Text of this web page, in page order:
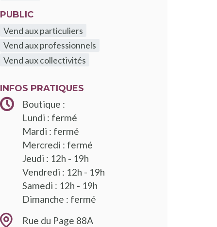
PUBLIC
Vend aux particuliers
Vend aux professionnels
Vend aux collectivités
INFOS PRATIQUES
Boutique :
Lundi : fermé
Mardi : fermé
Mercredi : fermé
Jeudi : 12h - 19h
Vendredi : 12h - 19h
Samedi : 12h - 19h
Dimanche : fermé
Rue du Page 88A